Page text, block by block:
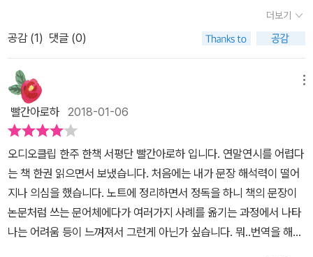
식이다. 그래서 교육의 변화는 어렵고 교육변화의 의미를 생각하는
일은 새삼스러운 일이 되기도 한다. 아울러 교육은 심심치 않게 ‘뻔뻔
로 우리는 반교육적이라고 할 만한 교사와 학교장을 만나게 되고 불
공정하기 그지없는 숱한 교육정책과 교육현실을 목도하게 된다. 뻔한
이야기는 쉽게 ‘뻔뻔한’ 이야기가 되어버린다. 그래서 각개전투를 벌
이고 각자도생을 모색한다. 한국은 이런 현상이 훨씬 심각하다. 풀란
이 3장에서 언급하고 있는 “변화의 잘못된 동인과 올바른 동인” 역시
뻔한 이야기이다. 여기서 뻔하다는 것은 ‘틀렸다’는 의미가 아니다. 정
확한 지적이고 비판이지만 이미 많은 교육학 관련 서적에서 나오는
이야기들이다. 새로운 것이 없다는 점에서 뻔한 이야기이다. 이 뻔한
상황을 바꿀 수 있는 힘이 바로 교육변화이다. 풀란의 장점은 동인만
걸쳐 변화가 갖는 일반적 의미를 심겨준다. 교육에 관심이 많아서 교
육변화가 필요함을 나도 알고는 있었지만 이렇게 하나하나 객관적인
현실부분과 왜 실패하는 지에 대해서 전문적으로 다룬 내용을 보니
확실히 더 이해가 갔다. 교육변화가 단순히 정책의 변화가 아니라 교
육현장에서 어떤 측면이 바뀌어야하는지 부터 제대로 분석하고 다차
원적으로 바라봐야함을 알게 되었다. 자료활용, 학생시도에 대한 접
근법, 신념 등 다각도로 현실분석이 되어야 새로운 프로그램이나 정
책의 실행 측면에 성패가 달려있다는 사실을 그간 몰랐음을 인지했
다. 전통적인 수업방식이 현재 학생들에게 얼마나 따분할지, 얼마나
실생활에 도움이될까를 생각해본다고 하면 나의 학창시절과는 또 다
르겠지하면서도 근본적인 부분이 해결되지 않는다는 것은 공통적인
사안이기에 참 많이 생각을 일으켰다. 교육이 얼마나 일상생활과 인
가 다년간 고민해온 변화와 개혁의 새로운 의미가 그 성공원리를 다
시한번 근원에서 부터 되짚어 볼수 있는 괜찮은 책이라고 생각되었
다.다른 욕심을 좀더 부려본다면 미국교육현실에 특화된 사례들을 우
리나라 현실에 맞는 다양한 사례로 대체하여 독자로 하여금 공감대를
쉽게 이끌어 낼수 있도록 하는 현지화 프로젝트를 진행해 보는것은
어떨까 생각해 보면서 서평을 마친다.
다. 그 이유를 간단히 말하자면 자칫하면 방향이나 목적을 잃을 수 있
기 때문이라는 것이다. 개혁 위주의 교육 정책은 안정적인 시스템의
에 의해 운영될 수 있기 때문이라는 것이다. (사실 우리 역사에서 봤
을 때도 우리 나라가 정조라는 강력한 리더가 사라지자 갑작스럽게
우리 나라의 국력이 쇠퇴한 일도 있지 않았던가) 이러한 내용으로 미
루어봤을 때 우리 아이들이 받는 대부분의 내용은 수많은 예상된 계
획들로 짜인 허상일 수 있겠다 싶었다. 학교 특강에 간혹 불려가는 일
이 있는데 그 때마다 얼마나 많은 서류들을 냈는지, 그 서류들은 얼마
나 많은 계획들로 채워져 있는지 반성이 되기도 한다. 마음에 와 닿는
문장이 두 개 있었는데 다음과 같다. 학생의 학습이라는 진정한 가치
가 발현되는 것은 함께 협력하는 사람들 간에 의미의 공유가 이루어
로운 의미와 성공원리(The New Meaning of Educational Chan
ge 5edition)) 이며 1982년에 처음 인쇄되어2016년 개정판이 출
간되기까지 교육 개혁에 관한 많은 방법과 성공 사례들을 담고 있
다.“모든 성공적인 변화의과정은 ‘실행을 중시’한다는 점이다, 듀이
(Dewey,1997)는 사람들이 행동 자체로 배우는 것이 아니라자신의
새로운 행동에 대해 생각함으로써 배우게 된다고 말한 바 있다.” – p
82 이 책을 선정하여 읽게 된 계기는 사회문제에 관심이 많은 개인
적취향 외에도 아직 초등학교에 입학하지 않은 아들의 장래를 위하여
교육개혁에 관한 책 한 권 정도는 읽어두는 것이 도움이 되지 않을
까? 하는 개인적인 위안과 만족감을 위하여 가벼운 생각으로 독서를
시작하였으나, 책은다소 전문적인 용어와 개념 정리가 필요하여 단
시간에 쉽게 읽을 수 있는 책은 아니었다.그러나, 교육이나 조직문화
더보기
공감 (1) 댓글 (0)
빨간아로하 2018-01-06
오디오클립 한주 한책 서평단 빨간아로하 입니다. 연말연시를 어렵다
는 책 한권 읽으면서 보냈습니다. 처음에는 내가 문장 해석력이 떨어
지나 의심을 했습니다. 노트에 정리하면서 정독을 하니 책의 문장이
논문처럼 쓰는 문어체에다가 여러가지 사례를 옮기는 과정에서 나타
나는 어려움 등이 느껴져서 그런게 아닌가 싶습니다. 뭐..번역을 해서